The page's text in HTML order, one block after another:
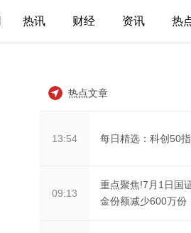
热讯 财经 资讯 热
热点文章
13:54 每日精选：科创50
09:13
重点聚焦!7月1日国
金份额减少600万份